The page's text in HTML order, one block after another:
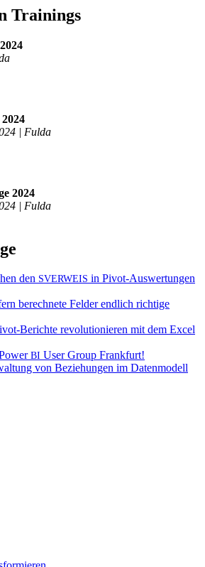
Trainings
| Fulda
2024
| Fulda
den SVERWEIS in Pivot-Auswertungen
berechnete Felder endlich richtige
Berichte revolutionieren mit dem Excel
BI User Group Frankfurt!
von Beziehungen im Datenmodell